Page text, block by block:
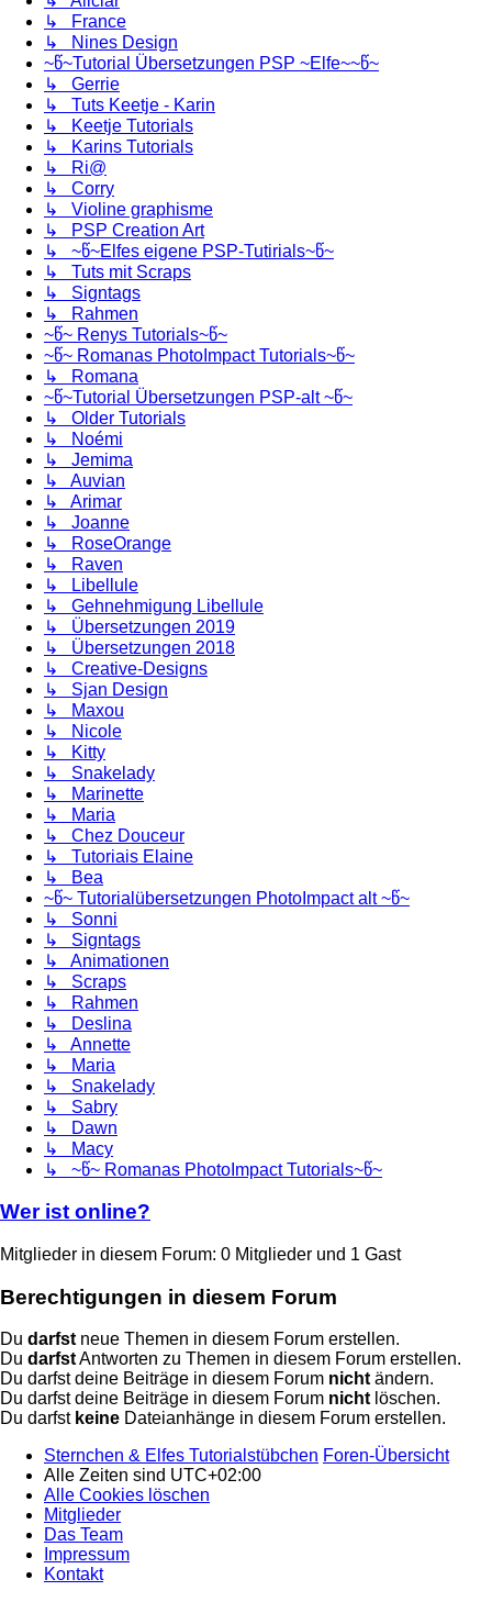
↳ France
↳ Nines Design
~წ~Tutorial Übersetzungen PSP ~Elfe~~წ~
↳ Gerrie
↳ Tuts Keetje - Karin
↳ Keetje Tutorials
↳ Karins Tutorials
↳ Ri@
↳ Corry
↳ Violine graphisme
↳ PSP Creation Art
↳ ~წ~Elfes eigene PSP-Tutirials~წ~
↳ Tuts mit Scraps
↳ Signtags
↳ Rahmen
~წ~ Renys Tutorials~წ~
~წ~ Romanas PhotoImpact Tutorials~წ~
↳ Romana
~წ~Tutorial Übersetzungen PSP-alt ~წ~
↳ Older Tutorials
↳ Noémi
↳ Jemima
↳ Auvian
↳ Arimar
↳ Joanne
↳ RoseOrange
↳ Raven
↳ Libellule
↳ Gehnehmigung Libellule
↳ Übersetzungen 2019
↳ Übersetzungen 2018
↳ Creative-Designs
↳ Sjan Design
↳ Maxou
↳ Nicole
↳ Kitty
↳ Snakelady
↳ Marinette
↳ Maria
↳ Chez Douceur
↳ Tutoriais Elaine
↳ Bea
~წ~ Tutorialübersetzungen PhotoImpact alt ~წ~
↳ Sonni
↳ Signtags
↳ Animationen
↳ Scraps
↳ Rahmen
↳ Deslina
↳ Annette
↳ Maria
↳ Snakelady
↳ Sabry
↳ Dawn
↳ Macy
↳ ~წ~ Romanas PhotoImpact Tutorials~წ~
Wer ist online?
Mitglieder in diesem Forum: 0 Mitglieder und 1 Gast
Berechtigungen in diesem Forum
Du darfstneue Themen in diesem Forum erstellen.
Du darfstAntworten zu Themen in diesem Forum erstellen.
Du darfst deine Beiträge in diesem Forum nichtändern.
Du darfst deine Beiträge in diesem Forum nichtlöschen.
Du darfst keine Dateianhänge in diesem Forum erstellen.
Sternchen & Elfes Tutorialstübchen Foren-Übersicht
Alle Zeiten sind UTC+02:00
Alle Cookies löschen
Mitglieder
Das Team
Impressum
Kontakt